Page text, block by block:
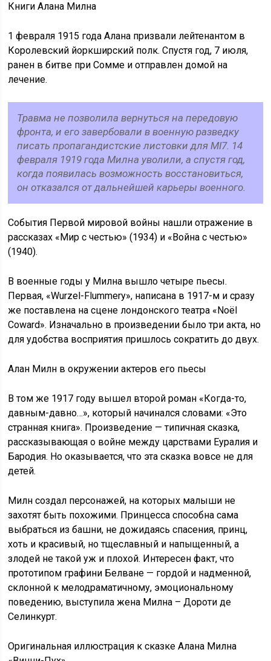
Книги Алана Милна
1 февраля 1915 года Алана призвали лейтенантом в
Королевский йоркширский полк. Спустя год, 7 июля,
ранен в битве при Сомме и отправлен домой на
лечение.
Травма не позволила вернуться на передовую
фронта, и его завербовали в военную разведку
писать пропагандистские листовки для MI7. 14
февраля 1919 года Милна уволили, а спустя год,
когда появилась возможность восстановиться,
он отказался от дальнейшей карьеры военного.
События Первой мировой войны нашли отражение в
рассказах «Мир с честью» (1934) и «Война с честью»
(1940).
В военные годы у Милна вышло четыре пьесы.
Первая, «Wurzel-Flummery», написана в 1917-м и сразу
же поставлена на сцене лондонского театра «Noël
Coward». Изначально в произведении было три акта, но
для удобства восприятия пришлось сократить до двух.
Алан Милн в окружении актеров его пьесы
В том же 1917 году вышел второй роман «Когда-то,
давным-давно…», который начинался словами: «Это
странная книга». Произведение — типичная сказка,
рассказывающая о войне между царствами Еуралия и
Бародия. Но оказывается, что эта сказка вовсе не для
детей.
Милн создал персонажей, на которых малыши не
захотят быть похожими. Принцесса способна сама
выбраться из башни, не дожидаясь спасения, принц,
хоть и красивый, но тщеславный и напыщенный, а
злодей не такой уж и плохой. Интересен факт, что
прототипом графини Белване — гордой и надменной,
склонной к мелодраматичному, эмоциональному
поведению, выступила жена Милна – Дороти де
Селинкурт.
Оригинальная иллюстрация к сказке Алана Милна